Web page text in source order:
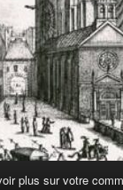
plus sur votre